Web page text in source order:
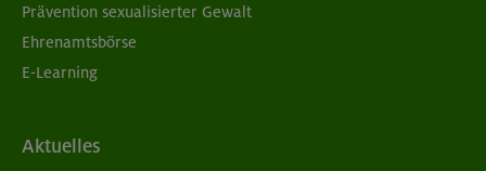
Prävention sexualisierter Gewalt
Ehrenamtsbörse
E-Learning
Aktuelles